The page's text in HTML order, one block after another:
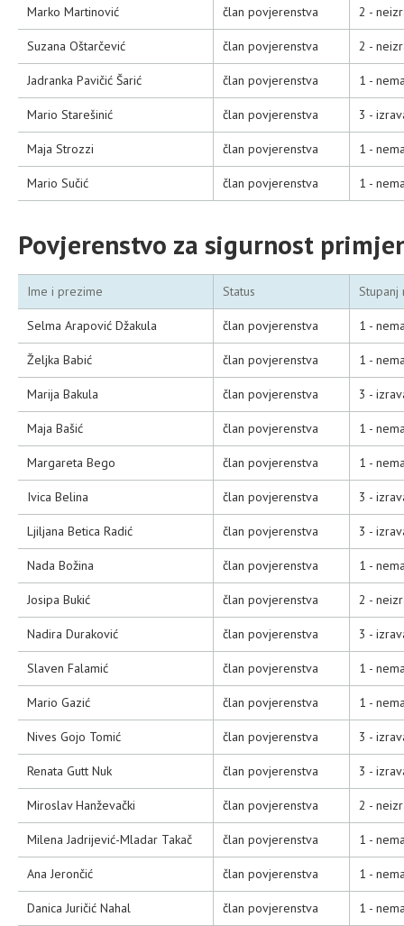
Marko Martinović član povjerenstva 2 -
Suzana Oštarčević član povjerenstva 2 -
Jadranka Pavičić Šarić član povjerenstva 1 -
Mario Starešinić član povjerenstva 3 -
Maja Strozzi član povjerenstva 1 -
Mario Sučić član povjerenstva 1 -
Povjerenstvo za sigurnost
Ime i prezime Status Stupanj
Selma Arapović Džakula član povjerenstva 1 -
Željka Babić član povjerenstva 1 -
Marija Bakula član povjerenstva 3 -
Maja Bašić član povjerenstva 1 -
Margareta Bego član povjerenstva 1 -
Ivica Belina član povjerenstva 3 -
Ljiljana Betica Radić član povjerenstva 3 -
Nada Božina član povjerenstva 1 -
Josipa Bukić član povjerenstva 2 -
Nadira Duraković član povjerenstva 3 -
Slaven Falamić član povjerenstva 1 -
Mario Gazić član povjerenstva 1 -
Nives Gojo Tomić član povjerenstva 3 -
Renata Gutt Nuk član povjerenstva 3 -
Miroslav Hanževački član povjerenstva 2 -
Milena Jadrijević-Mladar Takač član povjerenstva 1 -
Ana Jerončić član povjerenstva 1 -
Danica Juričić Nahal član povjerenstva 1 -